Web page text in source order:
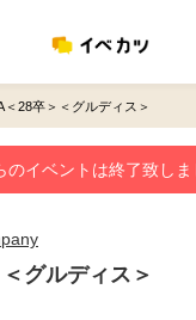
＜28卒＞＜グルディス＞
のイベントは終了致しま
グルディス＞